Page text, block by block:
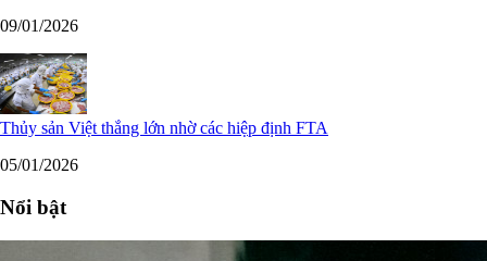
09/01/2026
Thủy sản Việt thắng lớn nhờ các hiệp định FTA
05/01/2026
Nổi bật